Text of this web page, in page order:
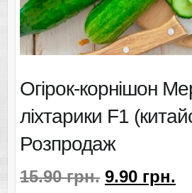
Огірок-корнішон
ліхтарики F1
Розпродаж
15.90грн. 9.90 грн.